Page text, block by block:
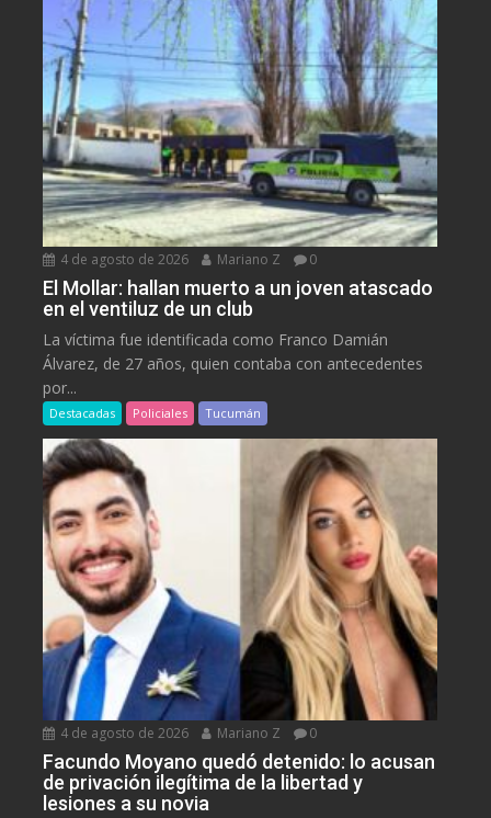
4 de agosto de 2026 Mariano Z 0
El Mollar: hallan muerto a un joven atascado
en el ventiluz de un club
La víctima fue identificada como Franco Damián
Álvarez, de 27 años, quien contaba con antecedentes
por...
Destacadas Policiales Tucumán
4 de agosto de 2026 Mariano Z 0
Facundo Moyano quedó detenido: lo acusan
de privación ilegítima de la libertad y
lesiones a su novia